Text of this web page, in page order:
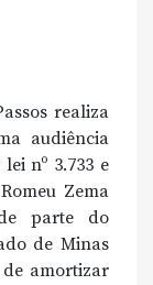
realiza
audiência
nº 3.733 e
Zema
parte do
de Minas
amortizar